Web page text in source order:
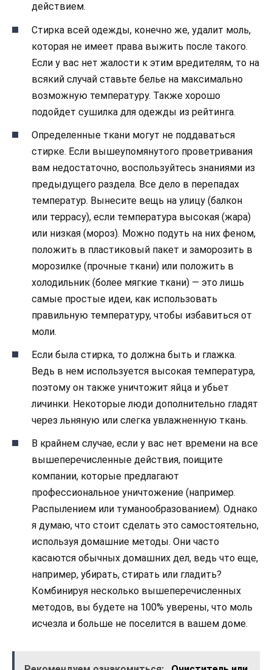
действием.
Стирка всей одежды, конечно же, удалит моль,
которая не имеет права выжить после такого.
Если у вас нет жалости к этим вредителям, то на
всякий случай ставьте белье на максимально
возможную температуру. Также хорошо
подойдет сушилка для одежды из рейтинга.
Определенные ткани могут не поддаваться
стирке. Если вышеупомянутого проветривания
вам недостаточно, воспользуйтесь знаниями из
предыдущего раздела. Все дело в перепадах
температур. Вынесите вещь на улицу (балкон
или террасу), если температура высокая (жара)
или низкая (мороз). Можно подуть на них феном,
положить в пластиковый пакет и заморозить в
морозилке (прочные ткани) или положить в
холодильник (более мягкие ткани) — это лишь
самые простые идеи, как использовать
правильную температуру, чтобы избавиться от
моли.
Если была стирка, то должна быть и глажка.
Ведь в нем используется высокая температура,
поэтому он также уничтожит яйца и убьет
личинки. Некоторые люди дополнительно гладят
через льняную или слегка увлажненную ткань.
В крайнем случае, если у вас нет времени на все
вышеперечисленные действия, поищите
компании, которые предлагают
профессиональное уничтожение (например.
Распылением или туманообразованием). Однако
я думаю, что стоит сделать это самостоятельно,
используя домашние методы. Они часто
касаются обычных домашних дел, ведь что еще,
например, убирать, стирать или гладить?
Комбинируя несколько вышеперечисленных
методов, вы будете на 100% уверены, что моль
исчезла и больше не поселится в вашем доме.